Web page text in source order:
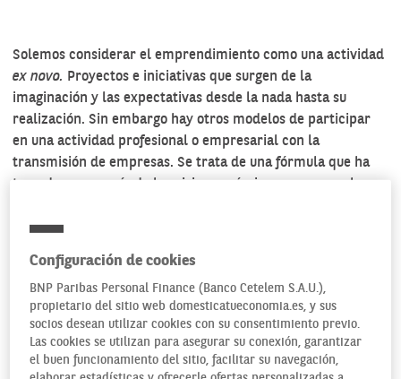
Solemos considerar el emprendimiento como una actividad
ex novo. Proyectos e iniciativas que surgen de la
imaginación y las expectativas desde la nada hasta su
realización. Sin embargo hay otros modelos de participar
en una actividad profesional o empresarial con la
transmisión de empresas. Se trata de una fórmula que ha
tomado auge a raíz de la crisis económica, ya que muchas
sociedades.
¿QUÉ ES LA TRANSMISIÓN DE
UNA EMPRESA?
Configuración de cookies
BNP Paribas Personal Finance (Banco Cetelem S.A.U.),
propietario del sitio web domesticatueconomia.es, y sus
socios desean utilizar cookies con su consentimiento previo.
Las cookies se utilizan para asegurar su conexión, garantizar
el buen funcionamiento del sitio, facilitar su navegación,